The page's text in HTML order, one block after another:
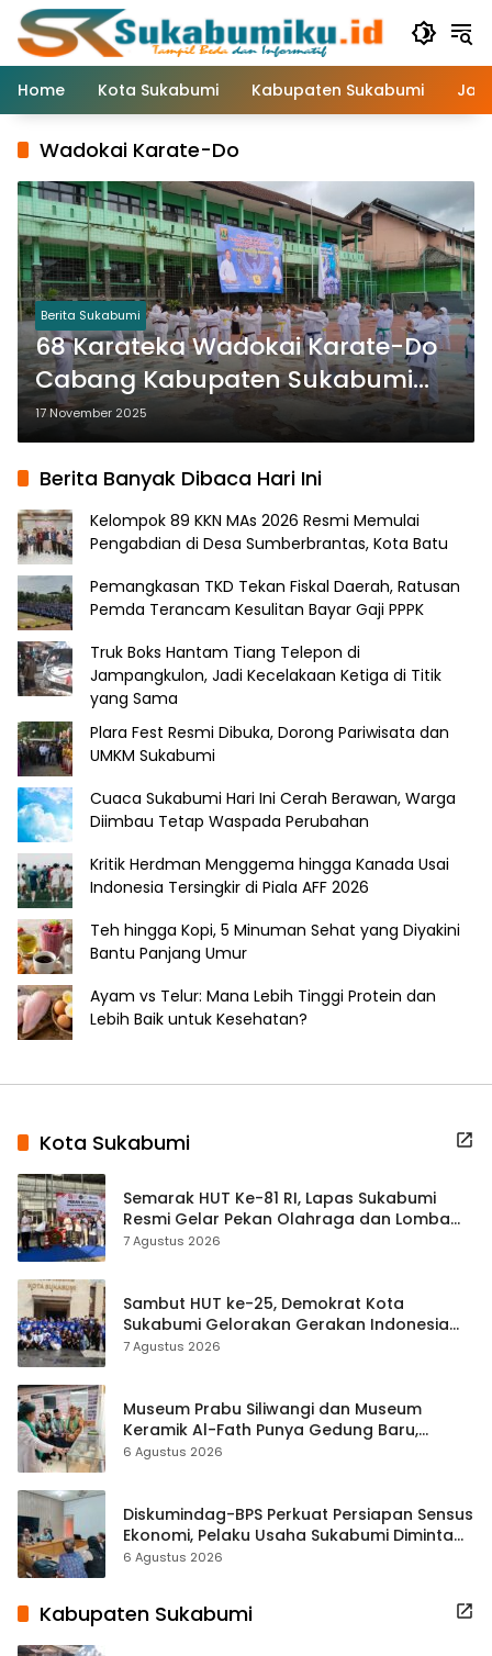
Langsung
konten
Home
Kota Sukabumi Kabupaten Sukabumi
Wadokai Karate-Do
Berita Sukabumi
68 Karateka Wadokai Karate-Do
Cabang Kabupaten Sukabumi
Ikuti Ujian Kenaikan Tingkat
17 November 2025
Berita Banyak Dibaca Hari Ini
Kelompok 89 KKN MAs 2026 Resmi Memulai
Pengabdian di Desa Sumberbrantas, Kota Batu
Pemangkasan TKD Tekan Fiskal Daerah, Ratusan
Pemda Terancam Kesulitan Bayar Gaji PPPK
Truk Boks Hantam Tiang Telepon di
Jampangkulon, Jadi Kecelakaan Ketiga di Titik
yang Sama
Plara Fest Resmi Dibuka, Dorong Pariwisata dan
UMKM Sukabumi
Cuaca Sukabumi Hari Ini Cerah Berawan, Warga
Diimbau Tetap Waspada Perubahan
Kritik Herdman Menggema hingga Kanada Usai
Indonesia Tersingkir di Piala AFF 2026
Teh hingga Kopi, 5 Minuman Sehat yang Diyakini
Bantu Panjang Umur
Ayam vs Telur: Mana Lebih Tinggi Protein dan
Lebih Baik untuk Kesehatan?
Kota Sukabumi
Semarak HUT Ke-81 RI, Lapas Sukabumi
Resmi Gelar Pekan Olahraga dan Lomba
Tradisional
7 Agustus 2026
Sambut HUT ke-25, Demokrat Kota
Sukabumi Gelorakan Gerakan Indonesia
ASRI Lewat Aksi Bersih Masjid Agung
7 Agustus 2026
Museum Prabu Siliwangi dan Museum
Keramik Al-Fath Punya Gedung Baru,
Hampir 500 Koleksi Dipisahkan
6 Agustus 2026
Diskumindag-BPS Perkuat Persiapan Sensus
Ekonomi, Pelaku Usaha Sukabumi Diminta
Terbuka Beri Data
6 Agustus 2026
Kabupaten Sukabumi